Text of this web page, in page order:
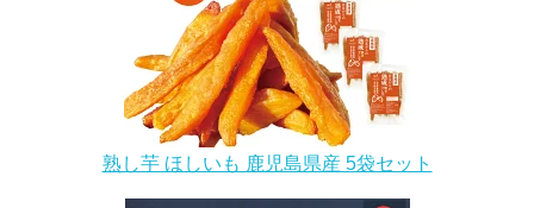
熟し芋 ほしいも 鹿児島県産 5袋セット